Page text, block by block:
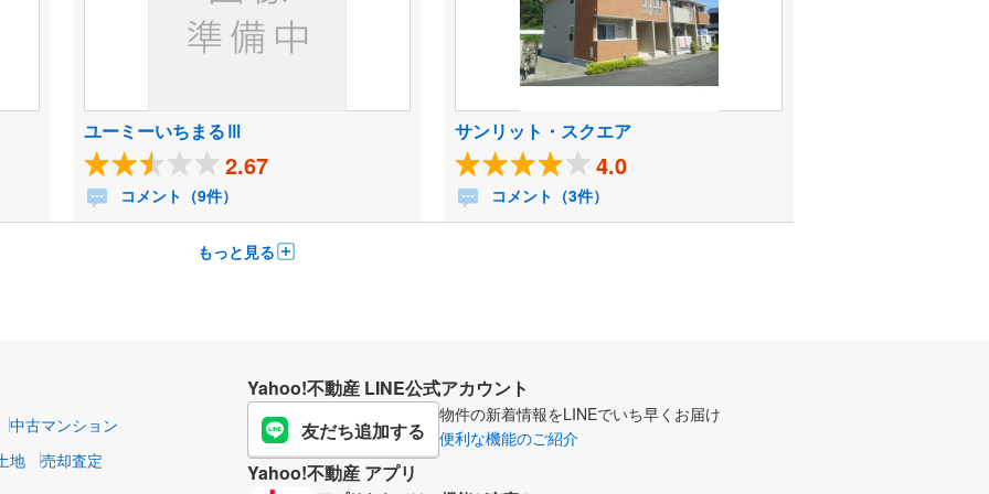
ユーミーいちまるⅢ
2.67
コメント（9件）
サンリット・スクエア
4.0
コメント（3件）
もっと見る
中古マンション
地
売却査定
Yahoo!不動産 LINE公式アカウント
友だち追加する
物件の新着情報をLINEでいち早くお届け
便利な機能のご紹介
Yahoo!不動産 アプリ